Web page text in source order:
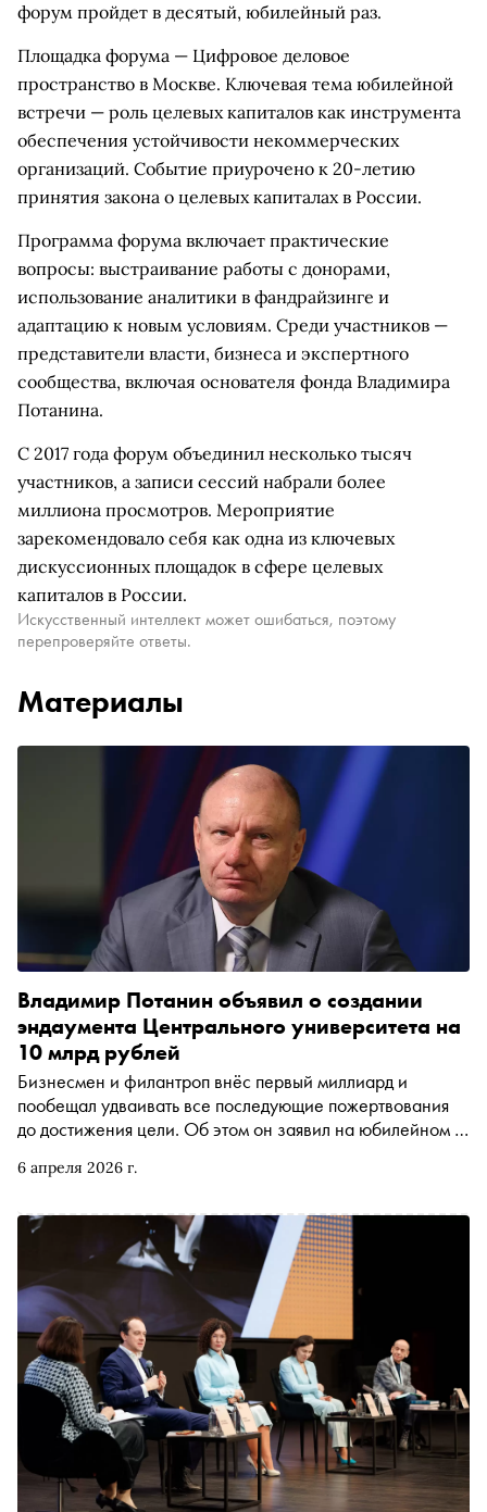
форум пройдет в десятый, юбилейный раз.
Площадка форума — Цифровое деловое
пространство в Москве. Ключевая тема юбилейной
встречи — роль целевых капиталов как инструмента
обеспечения устойчивости некоммерческих
организаций. Событие приурочено к 20-летию
принятия закона о целевых капиталах в России.
Программа форума включает практические
вопросы: выстраивание работы с донорами,
использование аналитики в фандрайзинге и
адаптацию к новым условиям. Среди участников —
представители власти, бизнеса и экспертного
сообщества, включая основателя фонда Владимира
Потанина.
С 2017 года форум объединил несколько тысяч
участников, а записи сессий набрали более
миллиона просмотров. Мероприятие
зарекомендовало себя как одна из ключевых
дискуссионных площадок в сфере целевых
капиталов в России.
Искусственный интеллект может ошибаться, поэтому
перепроверяйте ответы.
Материалы
6 апреля 2026 г.
Владимир Потанин объявил о создании
эндаумента Центрального университета на
10 млрд рублей
Бизнесмен и филантроп внёс первый миллиард и
пообещал удваивать все последующие пожертвования
до достижения цели. Об этом он заявил на юбилейном X
Москве